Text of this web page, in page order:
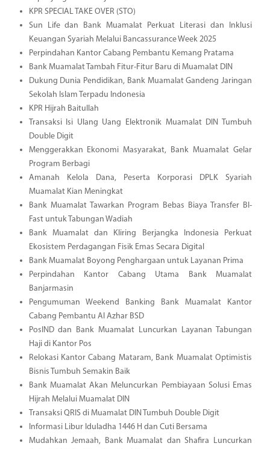
KPR SPECIAL TAKE OVER (STO)
Sun Life dan Bank Muamalat Perkuat Literasi dan Inklusi
Keuangan Syariah Melalui Bancassurance Week 2025
Perpindahan Kantor Cabang Pembantu Kemang Pratama
Bank Muamalat Tambah Fitur-Fitur Baru di Muamalat DIN
Dukung Dunia Pendidikan, Bank Muamalat Gandeng Jaringan
Sekolah Islam Terpadu Indonesia
KPR Hijrah Baitullah
Transaksi Isi Ulang Uang Elektronik Muamalat DIN Tumbuh
Double Digit
Menggerakkan Ekonomi Masyarakat, Bank Muamalat Gelar
Program Berbagi
Amanah Kelola Dana, Peserta Korporasi DPLK Syariah
Muamalat Kian Meningkat
Bank Muamalat Tawarkan Program Bebas Biaya Transfer BI-
Fast untuk Tabungan Wadiah
Bank Muamalat dan Kliring Berjangka Indonesia Perkuat
Ekosistem Perdagangan Fisik Emas Secara Digital
Bank Muamalat Boyong Penghargaan untuk Layanan Prima
Perpindahan Kantor Cabang Utama Bank Muamalat
Banjarmasin
Pengumuman Weekend Banking Bank Muamalat Kantor
Cabang Pembantu Al Azhar BSD
PosIND dan Bank Muamalat Luncurkan Layanan Tabungan
Haji di Kantor Pos
Relokasi Kantor Cabang Mataram, Bank Muamalat Optimistis
Bisnis Tumbuh Semakin Baik
Bank Muamalat Akan Meluncurkan Pembiayaan Solusi Emas
Hijrah Melalui Muamalat DIN
Transaksi QRIS di Muamalat DIN Tumbuh Double Digit
Informasi Libur Iduladha 1446 H dan Cuti Bersama
Mudahkan Jemaah, Bank Muamalat dan Shafira Luncurkan